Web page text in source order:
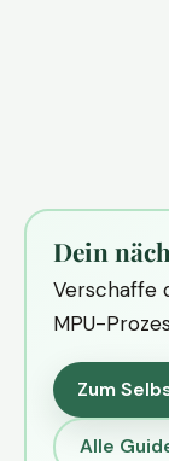
Dein
Verschaffe
MPU-
Zum
Alle